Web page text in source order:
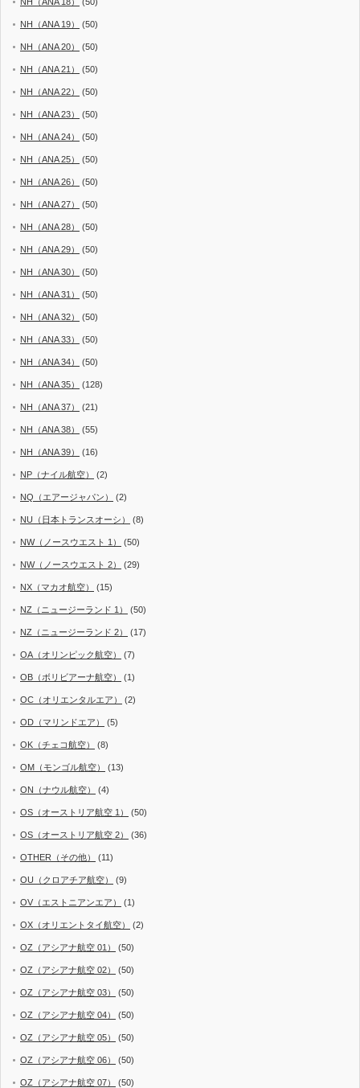
NH（ANA 19） (50)
NH（ANA 20） (50)
NH（ANA 21） (50)
NH（ANA 22） (50)
NH（ANA 23） (50)
NH（ANA 24） (50)
NH（ANA 25） (50)
NH（ANA 26） (50)
NH（ANA 27） (50)
NH（ANA 28） (50)
NH（ANA 29） (50)
NH（ANA 30） (50)
NH（ANA 31） (50)
NH（ANA 32） (50)
NH（ANA 33） (50)
NH（ANA 34） (50)
NH（ANA 35） (128)
NH（ANA 37） (21)
NH（ANA 38） (55)
NH（ANA 39） (16)
NP（ナイル航空） (2)
NQ（エアージャパン） (2)
NU（日本トランスオーシ） (8)
NW（ノースウエスト 1） (50)
NW（ノースウエスト 2） (29)
NX（マカオ航空） (15)
NZ（ニュージーランド 1） (50)
NZ（ニュージーランド 2） (17)
OA（オリンピック航空） (7)
OB（ボリビアーナ航空） (1)
OC（オリエンタルエア） (2)
OD（マリンドエア） (5)
OK（チェコ航空） (8)
OM（モンゴル航空） (13)
ON（ナウル航空） (4)
OS（オーストリア航空 1） (50)
OS（オーストリア航空 2） (36)
OTHER（その他） (11)
OU（クロアチア航空） (9)
OV（エストニアンエア） (1)
OX（オリエントタイ航空） (2)
OZ（アシアナ航空 01） (50)
OZ（アシアナ航空 02） (50)
OZ（アシアナ航空 03） (50)
OZ（アシアナ航空 04） (50)
OZ（アシアナ航空 05） (50)
OZ（アシアナ航空 06） (50)
OZ（アシアナ航空 07） (50)